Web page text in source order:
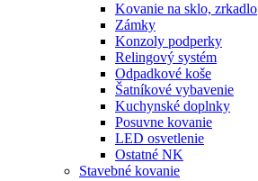
Kovanie na sklo, zrkadlo
Zámky
Konzoly podperky
Relingový systém
Odpadkové koše
Šatníkové vybavenie
Kuchynské doplnky
Posuvne kovanie
LED osvetlenie
Ostatné NK
Stavebné kovanie